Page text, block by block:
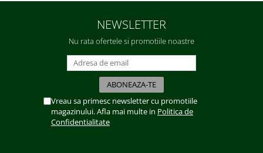
NEWSLETTER
Nu rata ofertele si promotiile noastre
Vreau sa primesc newsletter cu promotiile
magazinului. Afla mai multe in Politica de
Confidentialitate